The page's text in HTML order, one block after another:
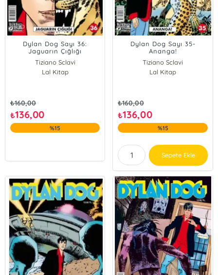
Dylan Dog Sayı 36:
Jaguarın Çığlığı
Tiziano Sclavi
Lal Kitap
₺160,00
₺136,00
%15
Dylan Dog Sayı 35-
Ananga!
Tiziano Sclavi
Lal Kitap
₺160,00
₺136,00
%15
Sepete Ekle